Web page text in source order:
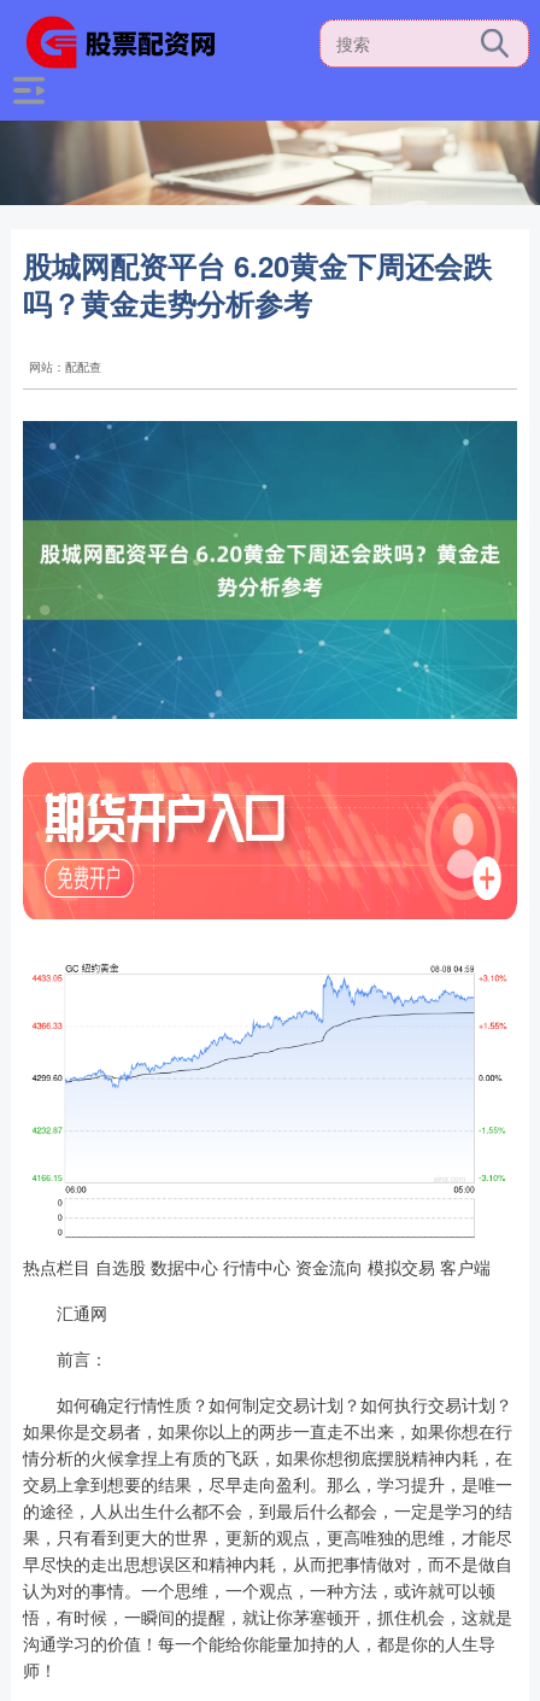
股城网配资平台 6.20黄金下周还会跌
吗？黄金走势分析参考
网站：配配查
热点栏目 自选股 数据中心 行情中心 资金流向 模拟交易 客户端
汇通网
前言：
如何确定行情性质？如何制定交易计划？如何执行交易计划？
如果你是交易者，如果你以上的两步一直走不出来，如果你想在行
情分析的火候拿捏上有质的飞跃，如果你想彻底摆脱精神内耗，在
交易上拿到想要的结果，尽早走向盈利。那么，学习提升，是唯一
的途径，人从出生什么都不会，到最后什么都会，一定是学习的结
果，只有看到更大的世界，更新的观点，更高唯独的思维，才能尽
早尽快的走出思想误区和精神内耗，从而把事情做对，而不是做自
认为对的事情。一个思维，一个观点，一种方法，或许就可以顿
悟，有时候，一瞬间的提醒，就让你茅塞顿开，抓住机会，这就是
沟通学习的价值！每一个能给你能量加持的人，都是你的人生导
师！